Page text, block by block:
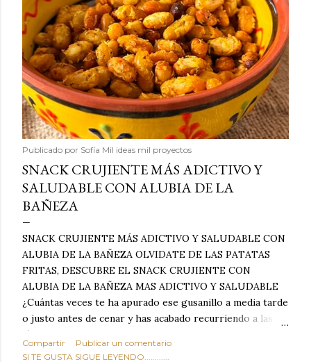
Publicado por Sofía Mil ideas mil proyectos
SNACK CRUJIENTE MÁS ADICTIVO Y
SALUDABLE CON ALUBIA DE LA
BAÑEZA
SNACK CRUJIENTE MÁS ADICTIVO Y SALUDABLE CON
ALUBIA DE LA BAÑEZA OLVIDATE DE LAS PATATAS
FRITAS, DESCUBRE EL SNACK CRUJIENTE CON
ALUBIA DE LA BAÑEZA MAS ADICTIVO Y SALUDABLE
¿Cuántas veces te ha apurado ese gusanillo a media tarde
o justo antes de cenar y has acabado recurriendo a las
típicas patatas de bolsa, frutos secos fritos o snacks
ultraprocesados llenos de grasas saturadas y sodio?
Compartir
Publicar un comentario
SI TE GUSTA SIGUE LEYENDO............